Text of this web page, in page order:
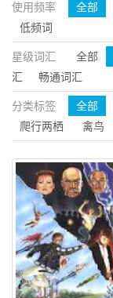
使用频率 全部
低频词
星级词汇 全部
汇
畅通词汇
分类标签 全部
爬行两栖
禽鸟